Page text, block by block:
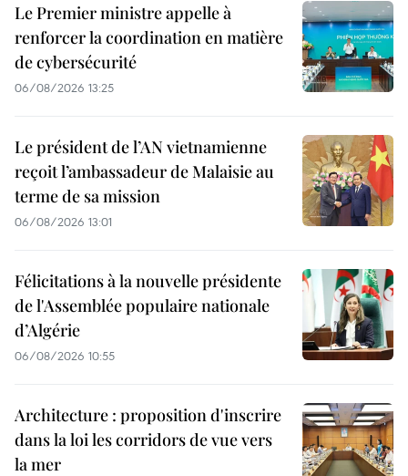
Le Premier ministre appelle à
renforcer la coordination en matière
de cybersécurité
06/08/2026 13:25
Le président de l’AN vietnamienne
reçoit l’ambassadeur de Malaisie au
terme de sa mission
06/08/2026 13:01
Félicitations à la nouvelle présidente
de l'Assemblée populaire nationale
d’Algérie
06/08/2026 10:55
Architecture : proposition d'inscrire
dans la loi les corridors de vue vers
la mer